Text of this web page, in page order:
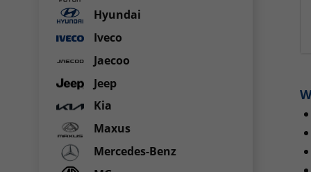
Hyundai
Iveco
Jaecoo
Jeep
Kia
Maxus
Mercedes-Benz